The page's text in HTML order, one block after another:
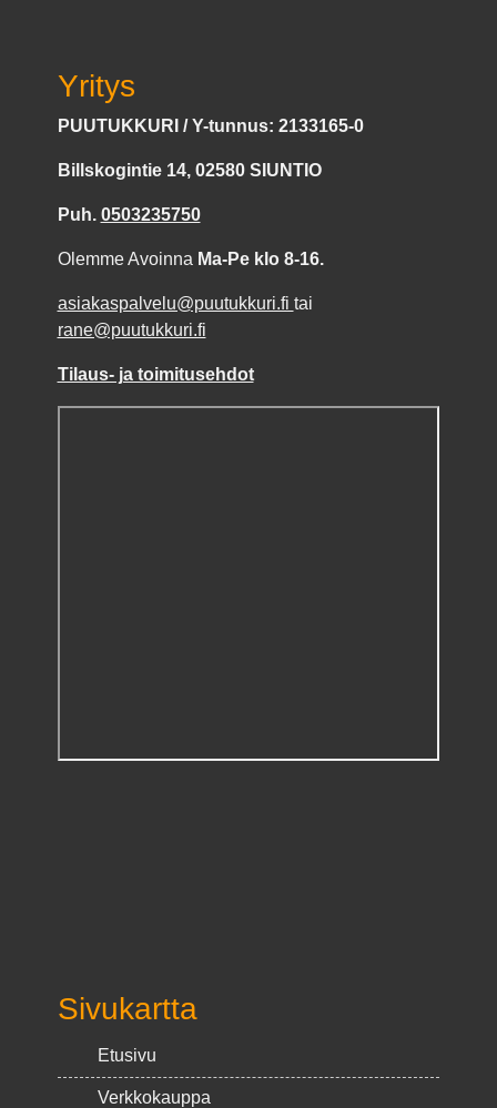
Yritys
PUUTUKKURI / Y-tunnus: 2133165-0
Billskogintie 14, 02580 SIUNTIO
Puh. 0503235750
Olemme Avoinna Ma-Pe klo 8-16.
asiakaspalvelu@puutukkuri.fi tai
rane@puutukkuri.fi
Tilaus- ja toimitusehdot
Sivukartta
Etusivu
Verkkokauppa